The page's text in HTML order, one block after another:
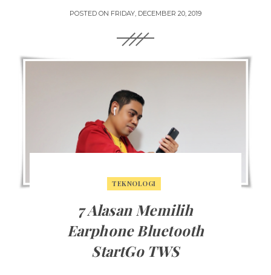
POSTED ON FRIDAY, DECEMBER 20, 2019
TEKNOLOGI
7 Alasan Memilih
Earphone Bluetooth
StartGo TWS